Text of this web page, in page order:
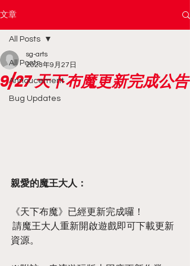
文章
All Posts
Annoucement
Bug Updates
All Posts
9/27 天下布魔更新完成公告
sg-arts
2023年9月27日
親愛的魔王大人：
《天下布魔》已經更新完成囉！
資源。